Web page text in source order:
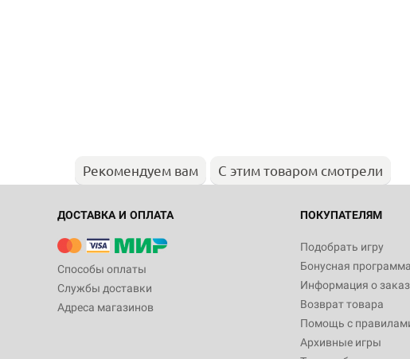
Рекомендуем вам С этим товаром смотрели
ДОСТАВКА И ОПЛАТА
Способы оплаты
Службы доставки
Адреса магазинов
ПОКУПАТЕЛЯМ
Подобрать игру
Бонусная программа
Информация о
Возврат товара
Помощь с
Архивные игры